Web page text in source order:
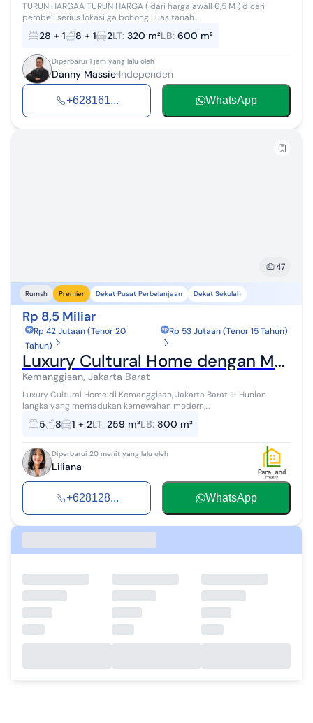
TURUN HARGAA TURUN HARGA ( dari harga awall 6,5 M ) dicari
pembeli serius lokasi ga bohong Luas tanah...
28 + 1 8 + 1 2LT: 320 m²LB: 600 m²
Diperbarui 1 jam yang lalu oleh
Danny Massie Independen
+628161... WhatsApp
47
Rumah Premier Dekat Pusat Perbelanjaan Dekat Sekolah
Rp 8,5 Miliar
Rp 42 Jutaan (Tenor 20
Tahun)
Rp 53 Jutaan (Tenor 15 Tahun)
Luxury Cultural Home dengan Material Premium, dan Detail Arsitektur Eksklusif yang Hangat, Berkelas Sekaligus Penuh Karakter
Kemanggisan, Jakarta Barat
Luxury Cultural Home di Kemanggisan, Jakarta Barat ✨ Hunian
langka yang memadukan kemewahan modern,...
5 8 1 + 2LT: 259 m²LB: 800 m²
Diperbarui 20 menit yang lalu oleh
Liliana
+628128... WhatsApp